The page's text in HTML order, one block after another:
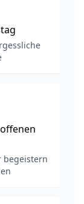
begeistern